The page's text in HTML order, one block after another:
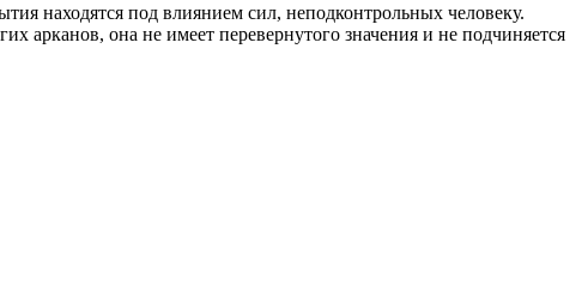
находятся под влиянием сил, неподконтрольных человеку.
арканов, она не имеет перевернутого значения и не подчиняется